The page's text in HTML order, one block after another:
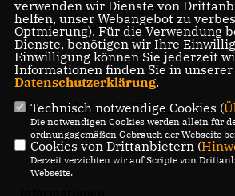
wird die Buchhandlung “Weltenleser”
Buchhändlerpreis 2020 erhalten. (2.
02.12.2020, 12:07 Uhr
verwenden wir Dienste von
helfen, unser Webangebot zu
Optmierung). Für die Verwendung
Dienste, benötigen wir Ihre
Einwilligung können Sie jederzeit
Informationen finden Sie in unserer
Datenschutzerklärung.
Technisch notwendige Cookies (
Die notwendigen Cookies werden allein für
ordnungsgemäßen Gebrauch der Webseite
Cookies von Drittanbietern (
Derzeit verzichten wir auf Scripte von
Webseite.